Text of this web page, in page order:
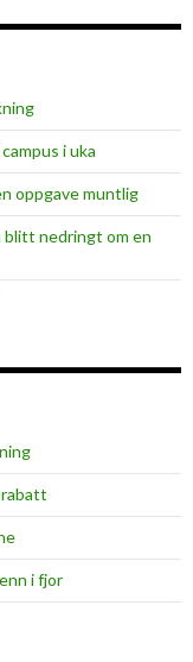
i uka
oppgave muntlig
blitt nedringt om en
i fjor